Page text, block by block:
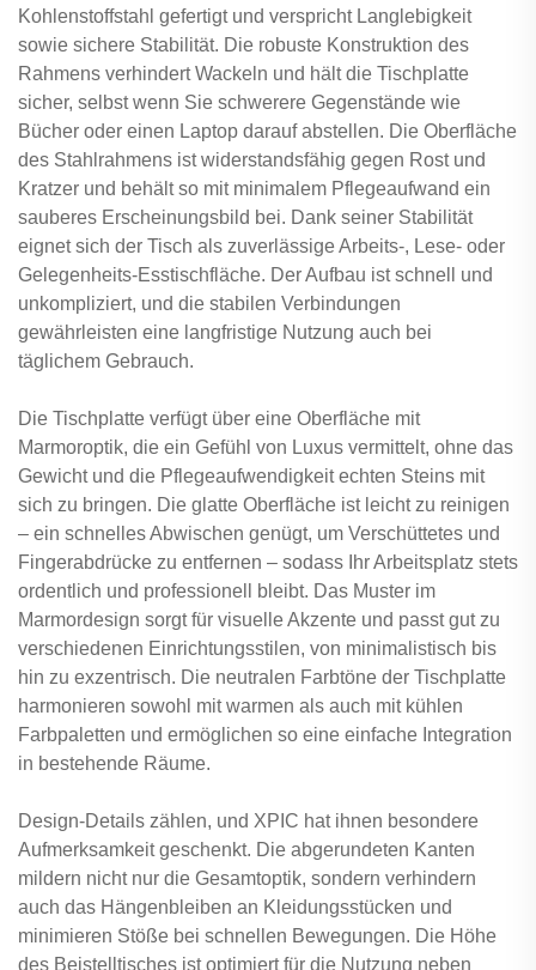
Kohlenstoffstahl gefertigt und verspricht Langlebigkeit
sowie sichere Stabilität. Die robuste Konstruktion des
Rahmens verhindert Wackeln und hält die Tischplatte
sicher, selbst wenn Sie schwerere Gegenstände wie
Bücher oder einen Laptop darauf abstellen. Die Oberfläche
des Stahlrahmens ist widerstandsfähig gegen Rost und
Kratzer und behält so mit minimalem Pflegeaufwand ein
sauberes Erscheinungsbild bei. Dank seiner Stabilität
eignet sich der Tisch als zuverlässige Arbeits-, Lese- oder
Gelegenheits-Esstischfläche. Der Aufbau ist schnell und
unkompliziert, und die stabilen Verbindungen
gewährleisten eine langfristige Nutzung auch bei
täglichem Gebrauch.
Die Tischplatte verfügt über eine Oberfläche mit
Marmoroptik, die ein Gefühl von Luxus vermittelt, ohne das
Gewicht und die Pflegeaufwendigkeit echten Steins mit
sich zu bringen. Die glatte Oberfläche ist leicht zu reinigen
– ein schnelles Abwischen genügt, um Verschüttetes und
Fingerabdrücke zu entfernen – sodass Ihr Arbeitsplatz stets
ordentlich und professionell bleibt. Das Muster im
Marmordesign sorgt für visuelle Akzente und passt gut zu
verschiedenen Einrichtungsstilen, von minimalistisch bis
hin zu exzentrisch. Die neutralen Farbtöne der Tischplatte
harmonieren sowohl mit warmen als auch mit kühlen
Farbpaletten und ermöglichen so eine einfache Integration
in bestehende Räume.
Design-Details zählen, und XPIC hat ihnen besondere
Aufmerksamkeit geschenkt. Die abgerundeten Kanten
mildern nicht nur die Gesamtoptik, sondern verhindern
auch das Hängenbleiben an Kleidungsstücken und
minimieren Stöße bei schnellen Bewegungen. Die Höhe
des Beistelltisches ist optimiert für die Nutzung neben